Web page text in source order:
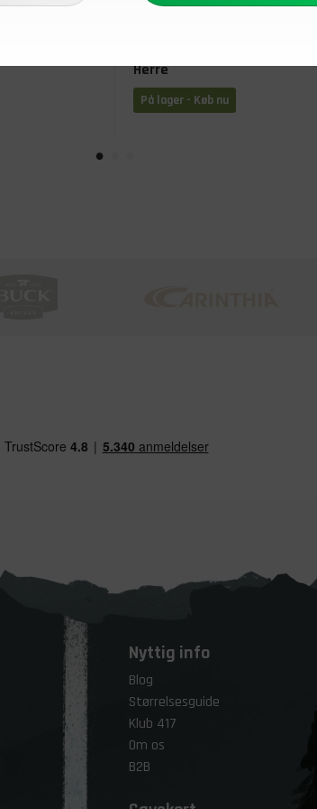
Herre
På lager - Køb nu
Nyttig info
Blog
Størrelsesguide
Klub 417
Om os
B2B